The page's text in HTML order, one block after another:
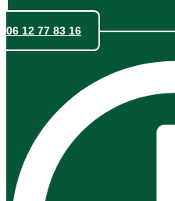
06 12 77 83 16